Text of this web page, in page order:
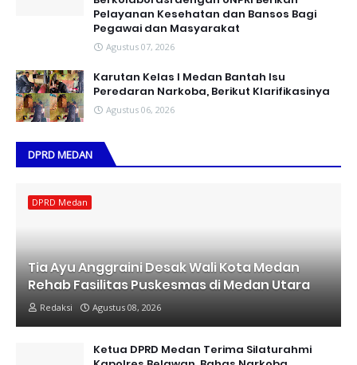
Pelayanan Kesehatan dan Bansos Bagi
Pegawai dan Masyarakat
Agustus 07, 2026
Karutan Kelas I Medan Bantah Isu
Peredaran Narkoba, Berikut Klarifikasinya
Agustus 06, 2026
DPRD MEDAN
DPRD Medan
Tia Ayu Anggraini Desak Wali Kota Medan
Rehab Fasilitas Puskesmas di Medan Utara
Redaksi Agustus 08, 2026
Ketua DPRD Medan Terima Silaturahmi